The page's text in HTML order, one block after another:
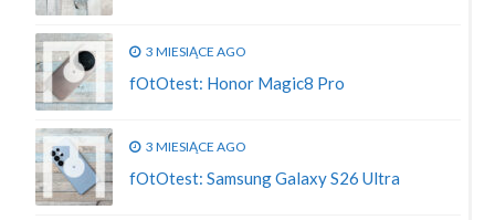
3 MIESIĄCE AGO
fOtOtest: Honor Magic8 Pro
3 MIESIĄCE AGO
fOtOtest: Samsung Galaxy S26 Ultra